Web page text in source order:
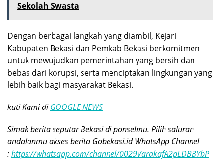
Sekolah Swasta
Dengan berbagai langkah yang diambil, Kejari
Kabupaten Bekasi dan Pemkab Bekasi berkomitmen
untuk mewujudkan pemerintahan yang bersih dan
bebas dari korupsi, serta menciptakan lingkungan yang
lebih baik bagi masyarakat Bekasi.
kuti Kami diGOOGLE NEWS
Simak berita seputar Bekasi di ponselmu. Pilih saluran
andalanmu akses berita Gobekasi.id WhatsApp Channel
:https://whatsapp.com/channel/0029VarakafA2pLDBBYbP